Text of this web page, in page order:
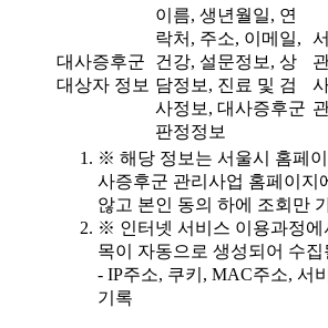
대사증후군
대상자 정보
이름, 생년월일, 연
락처, 주소, 이메일,
건강, 설문정보, 상
담정보, 진료 및 검
사정보, 대사증후군
판정정보
※ 해당 정보는 서울시 홈페
사증후군 관리사업 홈페이지
않고 본인 동의 하에 조회만
※ 인터넷 서비스 이용과정에
목이 자동으로 생성되어 수
- IP주소, 쿠키, MAC주소, 서
기록